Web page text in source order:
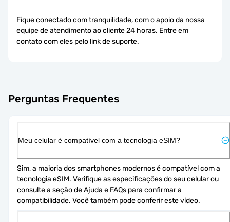
Fique conectado com tranquilidade, com o apoio da nossa
equipe de atendimento ao cliente 24 horas. Entre em
contato com eles pelo link de suporte.
Perguntas Frequentes
Meu celular é compatível com a tecnologia eSIM?
Sim, a maioria dos smartphones modernos é compatível com a
tecnologia eSIM. Verifique as especificações do seu celular ou
consulte a seção de Ajuda e FAQs para confirmar a
compatibilidade. Você também pode conferir este vídeo.